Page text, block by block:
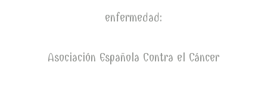
enfermedad:
Asociación Española Contra el Cáncer